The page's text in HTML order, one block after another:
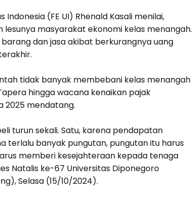
(FE UI) Rhenald Kasali menilai,
lesunya masyarakat ekonomi kelas menangah.
dan jasa akibat berkurangnya uang
tidak banyak membebani kelas menangah
hingga wacana kenaikan pajak
2025 mendatang.
turun sekali. Satu, karena pendapatan
terlalu banyak pungutan, pungutan itu harus
memberi kesejahteraan kepada tenaga
Natalis ke-67 Universitas Diponegoro
Selasa (15/10/2024).